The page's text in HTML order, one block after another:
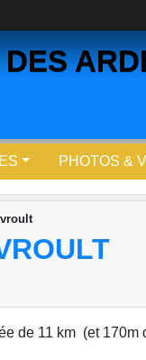
PHOTOS &
de 11 km (et